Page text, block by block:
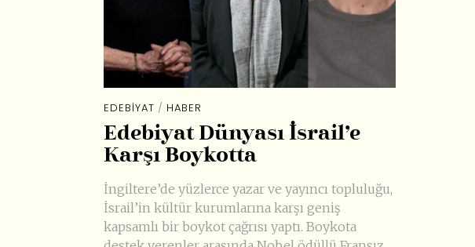
EDEBIYAT / HABER
Edebiyat Dünyası İsrail’e
Karşı Boykotta
İngiltere’de yüzlerce yazar ve yayıncı topluluğu,
İsrail’in kültür kurumlarına karşı geniş
kapsamlı bir boykot çağrısı yaptı. Boykota